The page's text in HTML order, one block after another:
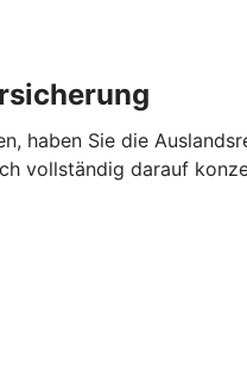
haben Sie die
vollständig darauf